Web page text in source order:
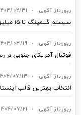
رپورتاژ آگهی •
02/31
سیستم گیمینگ تا ۱۵ میلیون تومان
رپورتاژ آگهی •
03/19
فوتبال آمریکای جنوبی در
رپورتاژ آگهی •
07/13
انتخاب بهترین قالب‌
رپورتاژ آگهی •
07/21